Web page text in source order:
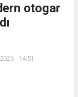
otogar
- 14:51